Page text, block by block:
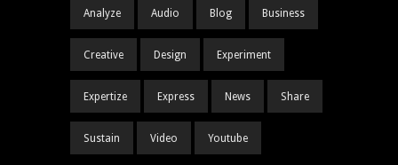
Analyze Audio Blog Business
Creative Design Experiment
Expertize Express News Share
Sustain Video Youtube